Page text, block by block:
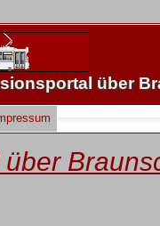
über